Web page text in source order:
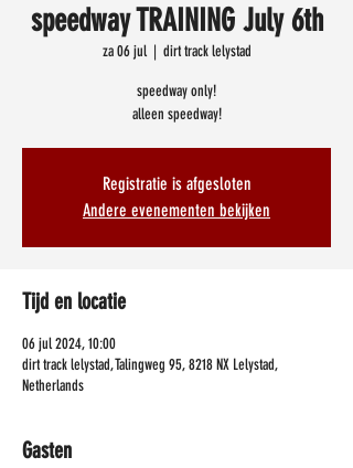
speedway TRAINING July 6th
za 06 jul
  |
dirt track lelystad
speedway only!
alleen speedway!
Registratie is afgesloten
Andere evenementen bekijken
Tijd en locatie
06 jul 2024, 10:00
dirt track lelystad, Talingweg 95, 8218 NX Lelystad,
Netherlands
Gasten